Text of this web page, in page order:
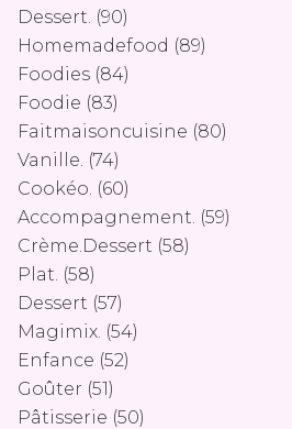
Dessert. (90)
Homemadefood (89)
Foodies (84)
Foodie (83)
Faitmaisoncuisine (80)
Vanille. (74)
Cookéo. (60)
Accompagnement. (59)
Crème.dessert (58)
Plat. (58)
Dessert (57)
Magimix. (54)
Enfance (52)
Goûter (51)
Pâtisserie (50)